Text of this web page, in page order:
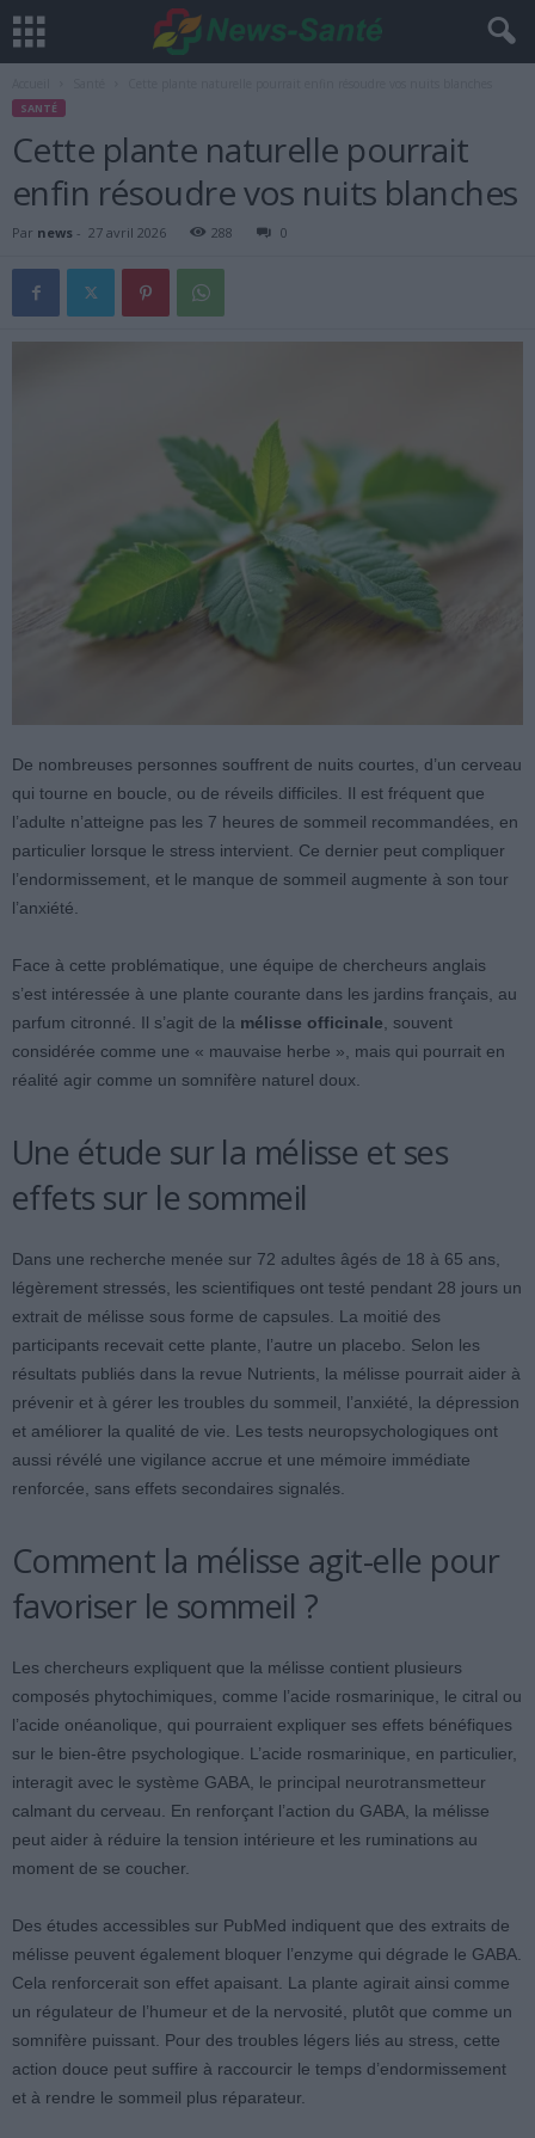
SANTÉ
Cette plante naturelle pourrait
enfin résoudre vos nuits blanches
Par news - 27 avril 2026 288 0
De nombreuses personnes souffrent de nuits courtes, d’un cerveau
qui tourne en boucle, ou de réveils difficiles. Il est fréquent que
l’adulte n’atteigne pas les 7 heures de sommeil recommandées, en
particulier lorsque le stress intervient. Ce dernier peut compliquer
l’endormissement, et le manque de sommeil augmente à son tour
l’anxiété.
Face à cette problématique, une équipe de chercheurs anglais
s’est intéressée à une plante courante dans les jardins français, au
parfum citronné. Il s’agit de la mélisse officinale , souvent
considérée comme une « mauvaise herbe », mais qui pourrait en
réalité agir comme un somnifère naturel doux.
Une étude sur la mélisse et ses
effets sur le sommeil
Dans une recherche menée sur 72 adultes âgés de 18 à 65 ans,
légèrement stressés, les scientifiques ont testé pendant 28 jours un
extrait de mélisse sous forme de capsules. La moitié des
participants recevait cette plante, l’autre un placebo. Selon les
résultats publiés dans la revue Nutrients, la mélisse pourrait aider à
prévenir et à gérer les troubles du sommeil, l’anxiété, la dépression
et améliorer la qualité de vie. Les tests neuropsychologiques ont
aussi révélé une vigilance accrue et une mémoire immédiate
renforcée, sans effets secondaires signalés.
Comment la mélisse agit-elle pour
favoriser le sommeil ?
Les chercheurs expliquent que la mélisse contient plusieurs
composés phytochimiques, comme l’acide rosmarinique, le citral ou
l’acide onéanolique, qui pourraient expliquer ses effets bénéfiques
sur le bien-être psychologique. L’acide rosmarinique, en particulier,
interagit avec le système GABA, le principal neurotransmetteur
calmant du cerveau. En renforçant l’action du GABA, la mélisse
peut aider à réduire la tension intérieure et les ruminations au
moment de se coucher.
Des études accessibles sur PubMed indiquent que des extraits de
mélisse peuvent également bloquer l’enzyme qui dégrade le GABA.
Cela renforcerait son effet apaisant. La plante agirait ainsi comme
un régulateur de l’humeur et de la nervosité, plutôt que comme un
somnifère puissant. Pour des troubles légers liés au stress, cette
action douce peut suffire à raccourcir le temps d’endormissement
et à rendre le sommeil plus réparateur.